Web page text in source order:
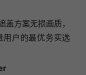
方案无损画质，
用户的最优务实选